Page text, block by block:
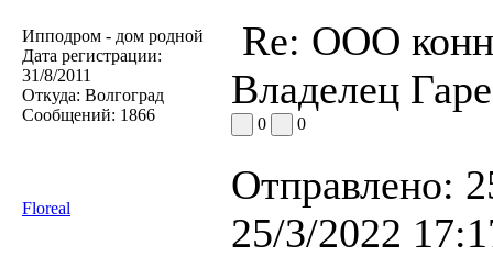
Ипподром - дом родной
Дата регистрации:
31/8/2011
Откуда: Волгоград
Сообщений: 1866
Re: ООО
Владелец
0 0
Floreal
Отправлено:
25/3/2022